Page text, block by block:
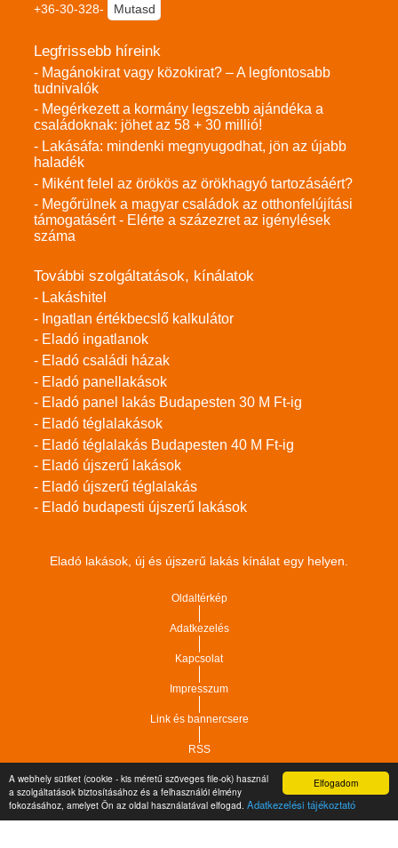
Elfogadom
A webhely sütiket (cookie - kis méretű szöveges file-ok) használ
a szolgáltatások biztosításához és a felhasználói élmény
fokozásához, amelyet Ön az oldal használatával elfogad. Adatkezelési tájékoztató
+36-30-328-
Mutasd
Legfrissebb híreink
- Magánokirat vagy közokirat? – A legfontosabb
tudnivalók
- Megérkezett a kormány legszebb ajándéka a
családoknak: jöhet az 58 + 30 millió!
- Lakásáfa: mindenki megnyugodhat, jön az újabb
haladék
- Miként felel az örökös az örökhagyó tartozásáért?
- Megőrülnek a magyar családok az otthonfelújítási
támogatásért - Elérte a százezret az igénylések
száma
További szolgáltatások, kínálatok
- Lakáshitel
- Ingatlan értékbecslő kalkulátor
- Eladó ingatlanok
- Eladó családi házak
- Eladó panellakások
- Eladó panel lakás Budapesten 30 M Ft-ig
- Eladó téglalakások
- Eladó téglalakás Budapesten 40 M Ft-ig
- Eladó újszerű lakások
- Eladó újszerű téglalakás
- Eladó budapesti újszerű lakások
Eladó lakások, új és újszerű lakás kínálat egy helyen.
Oldaltérkép
Adatkezelés
Kapcsolat
Impresszum
Link és bannercsere
RSS
Copyright © 2021.Vár-Köz Kft. - Ingatlan nyilvántartó, ügyviteli és
adminisztrációs szoftver